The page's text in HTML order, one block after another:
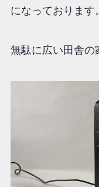
になっております。
無駄に広い田舎の